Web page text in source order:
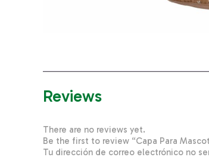
Reviews
There are no reviews yet.
Be the first to review “Capa Para
Tu dirección de correo electrónico no